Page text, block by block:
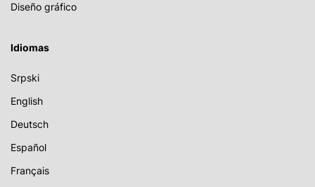
Diseño gráfico
Idiomas
Srpski
English
Deutsch
Español
Français